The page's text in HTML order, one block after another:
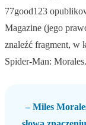
77good123
Magazine (jego
znaleźć fragment, w
Spider-Man:
– Miles